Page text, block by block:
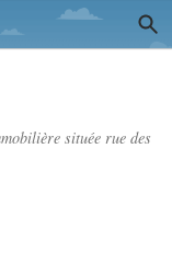
située rue des